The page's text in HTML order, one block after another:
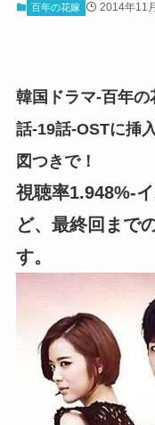
百年の花嫁 2014年11
韓国ドラマ-百年
話-19話-OSTに挿
図つきで！
視聴率1.948%-
ど、最終回まで
す。